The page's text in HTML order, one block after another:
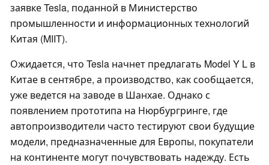
заявке Tesla, поданной в Министерство
промышленности и информационных технологий
Китая (MIIT).
Ожидается, что Tesla начнет предлагать Model Y L в
Китае в сентябре, а производство, как сообщается,
уже ведется на заводе в Шанхае. Однако с
появлением прототипа на Нюрбургринге, где
автопроизводители часто тестируют свои будущие
модели, предназначенные для Европы, покупатели
на континенте могут почувствовать надежду. Есть